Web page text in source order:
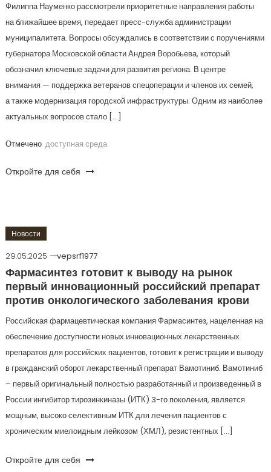
Филиппа Науменко рассмотрели приоритетные направления работы
на ближайшее время, передает пресс-служба администрации
муниципалитета. Вопросы обсуждались в соответствии с поручениями
губернатора Московской области Андрея Воробьева, который
обозначил ключевые задачи для развития региона. В центре
внимания — поддержка ветеранов спецоперации и членов их семей,
а также модернизация городской инфраструктуры. Одним из наиболее
актуальных вопросов стало […]
Отмечено доступная среда
Откройте для себя
Новости
29.05.2025
vepsrf1977
Фармасинтез готовит к выводу на рынок
первый инновационный российский препарат
против онкологического заболевания крови
Российская фармацевтическая компания Фармасинтез, нацеленная на
обеспечение доступности новых инновационных лекарственных
препаратов для российских пациентов, готовит к регистрации и выводу
в гражданский оборот лекарственный препарат Вамотиниб. Вамотиниб
– первый оригинальный полностью разработанный и произведенный в
России ингибитор тирозинкиназы (ИТК) 3-го поколения, является
мощным, высоко селективным ИТК для лечения пациентов с
хроническим миелоидным лейкозом (ХМЛ), резистентных […]
Откройте для себя